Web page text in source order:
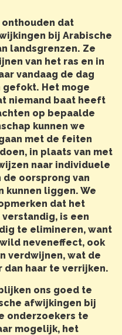
dat
bij Arabische
landsgrenzen. Ze
van het ras en in
vandaag de dag
gefokt. Het moge
niemand baat heeft
op bepaalde
kunnen we
met de feiten
in plaats van met
naar individuele
de oorsprong van
kunnen liggen. We
dat het
is een
te elimineren, want
neveneffect, ook
verdwijnen, wat de
dan haar te verrijken.
ons goed te
afwijkingen bij
onderzoekers te
mogelijk, het